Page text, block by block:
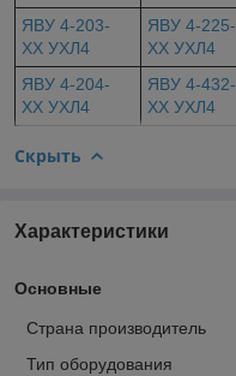
ЯВУ 4-203-
ХХ УХЛ4
ЯВУ 4-225-
ХХ УХЛ4
ЯВУ 4-204-
ХХ УХЛ4
ЯВУ 4-432-
ХХ УХЛ4
Скрыть
Характеристики
Основные
Страна производитель
Тип оборудования